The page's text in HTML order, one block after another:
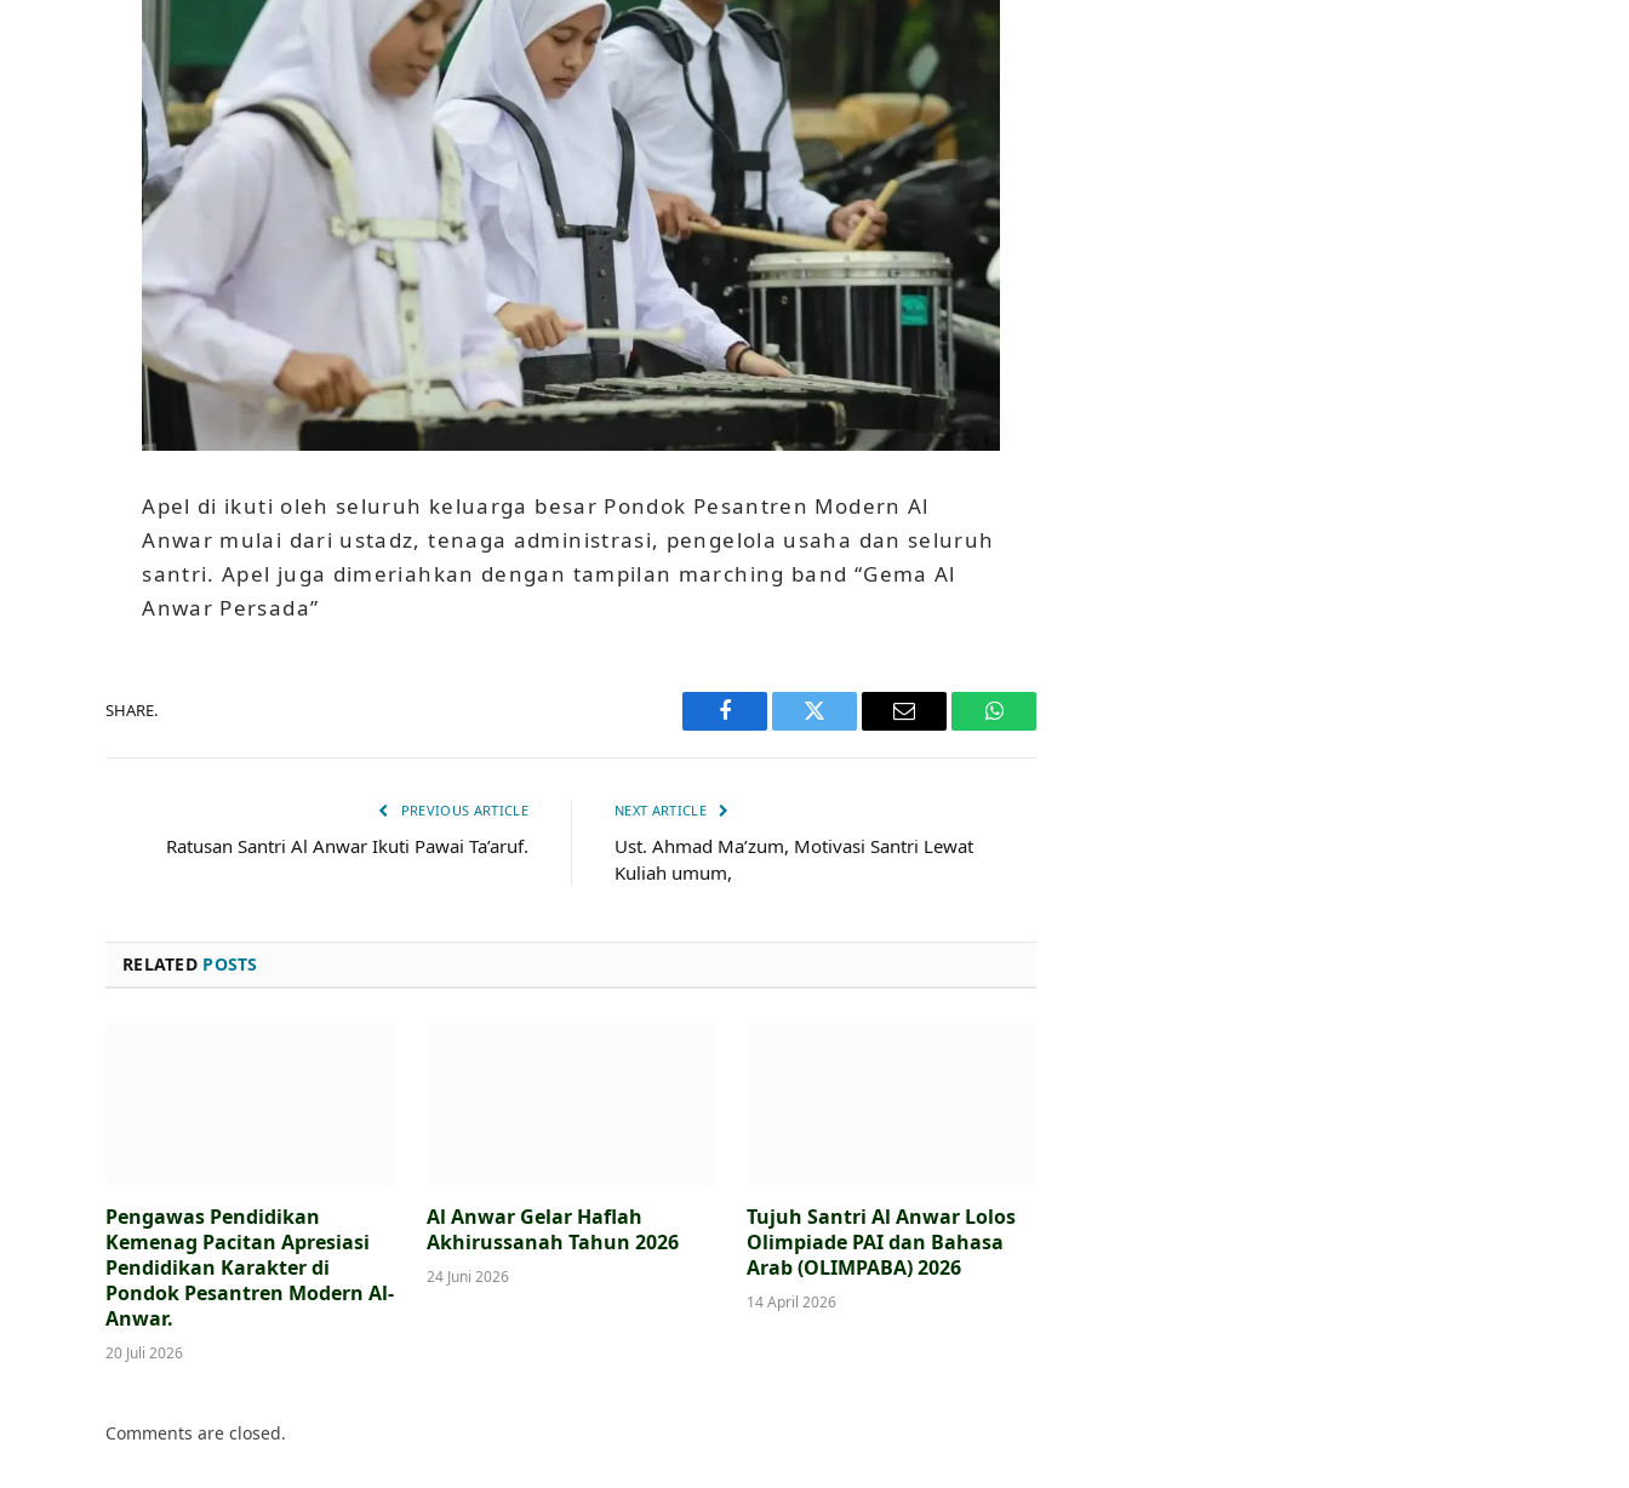
Apel di ikuti oleh seluruh keluarga besar Pondok Pesantren Modern Al
Anwar mulai dari ustadz, tenaga administrasi, pengelola usaha dan seluruh
santri. Apel juga dimeriahkan dengan tampilan marching band “Gema Al
Anwar Persada”
SHARE.
Facebook Twitter Email WhatsApp
PREVIOUS ARTICLE
Ratusan Santri Al Anwar Ikuti Pawai Ta’aruf.
NEXT ARTICLE
Ust. Ahmad Ma’zum, Motivasi Santri Lewat
Kuliah umum,
RELATED POSTS
Pengawas Pendidikan
Kemenag Pacitan Apresiasi
Pendidikan Karakter di
Pondok Pesantren Modern Al-
Anwar.
20 Juli 2026
Al Anwar Gelar Haflah
Akhirussanah Tahun 2026
24 Juni 2026
Tujuh Santri Al Anwar Lolos
Olimpiade PAI dan Bahasa
Arab (OLIMPABA) 2026
14 April 2026
Comments are closed.